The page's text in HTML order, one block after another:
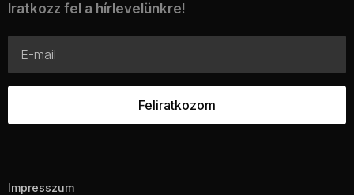
Iratkozz fel a hírlevelünkre!
Impresszum